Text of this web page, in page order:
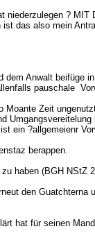
?
das also mein
Anwalt beifüge
pauschale
Zeit
ein ?allgemeienr
berappen.
haben (BGH NStZ
den
hat für seinen